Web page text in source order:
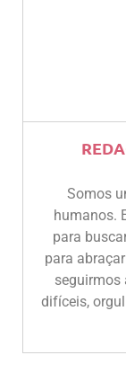
Somos
humanos.
para
para
seguirmos
difíceis,